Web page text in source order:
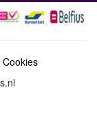
Cookies